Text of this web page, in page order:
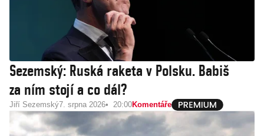
Sezemský: Ruská raketa v Polsku. Babiš
za ním stojí a co dál?
Jiří Sezemský7. srpna 2026 20:00Komentáře